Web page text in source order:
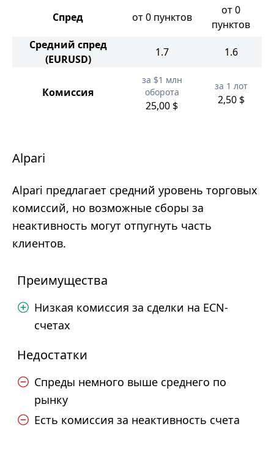
Спред от 0 пунктов
от 0
пунктов
Средний спред
(EURUSD)
1.7 1.6
Комиссия
за $1 млн
оборота
25,00 $
за 1 лот
2,50 $
Alpari
Alpari предлагает средний уровень торговых
комиссий, но возможные сборы за
неактивность могут отпугнуть часть
клиентов.
Преимущества
Низкая комиссия за сделки на ECN-
счетах
Недостатки
Спреды немного выше среднего по
рынку
Есть комиссия за неактивность счета